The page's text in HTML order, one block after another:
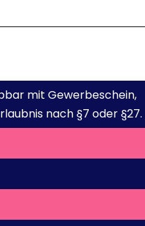
mit Gewerbeschein,
nach §7 oder §27.